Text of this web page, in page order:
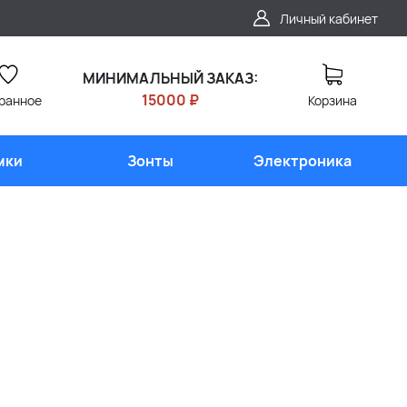
Личный кабинет
МИНИМАЛЬНЫЙ ЗАКАЗ:
15000 ₽
Корзина
Зонты Электроника